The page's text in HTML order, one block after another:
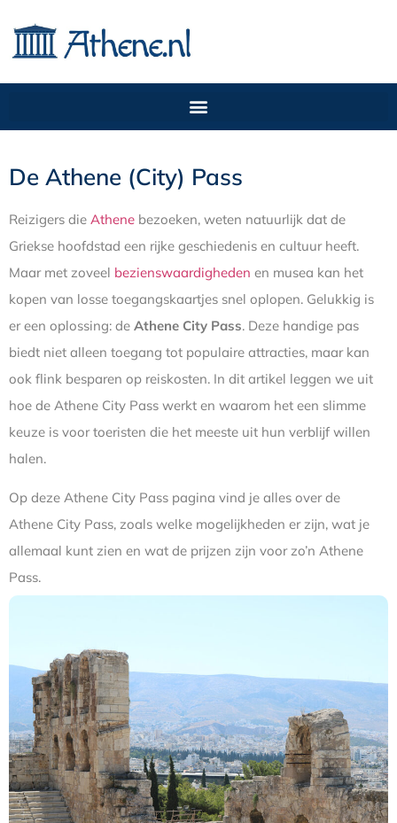
De Athene (City) Pass
Reizigers die Athene bezoeken, weten natuurlijk dat de
Griekse hoofdstad een rijke geschiedenis en cultuur heeft.
Maar met zoveel bezienswaardigheden en musea kan het
kopen van losse toegangskaartjes snel oplopen. Gelukkig is
er een oplossing: de Athene City Pass. Deze handige pas
biedt niet alleen toegang tot populaire attracties, maar kan
ook flink besparen op reiskosten. In dit artikel leggen we uit
hoe de Athene City Pass werkt en waarom het een slimme
keuze is voor toeristen die het meeste uit hun verblijf willen
halen.
Op deze Athene City Pass pagina vind je alles over de
Athene City Pass, zoals welke mogelijkheden er zijn, wat je
allemaal kunt zien en wat de prijzen zijn voor zo’n Athene
Pass.